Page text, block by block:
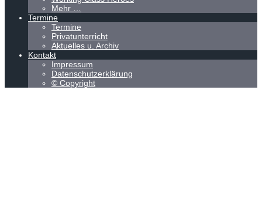
Mehr …
Termine
Termine
Privatunterricht
Aktuelles u. Archiv
Kontakt
Impressum
Datenschutzerklärung
© Copyright